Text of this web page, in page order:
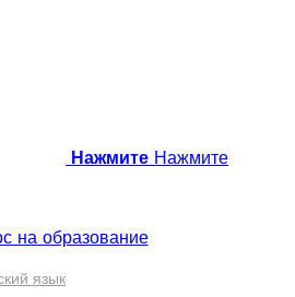
Нажмите Нажмите
на образование
язык